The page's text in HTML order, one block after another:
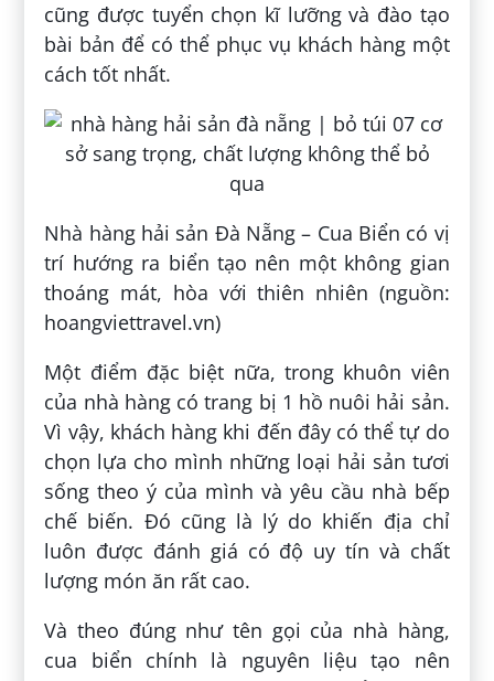
cũng được tuyển chọn kĩ lưỡng và đào tạo
bài bản để có thể phục vụ khách hàng một
cách tốt nhất.
Nhà hàng hải sản Đà Nẵng – Cua Biển có vị
trí hướng ra biển tạo nên một không gian
thoáng mát, hòa với thiên nhiên (nguồn:
hoangviettravel.vn)
Một điểm đặc biệt nữa, trong khuôn viên
của nhà hàng có trang bị 1 hồ nuôi hải sản.
Vì vậy, khách hàng khi đến đây có thể tự do
chọn lựa cho mình những loại hải sản tươi
sống theo ý của mình và yêu cầu nhà bếp
chế biến. Đó cũng là lý do khiến địa chỉ
luôn được đánh giá có độ uy tín và chất
lượng món ăn rất cao.
Và theo đúng như tên gọi của nhà hàng,
cua biển chính là nguyên liệu tạo nên